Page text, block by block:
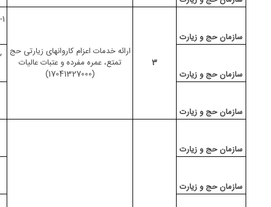
سازمان حج و زیارت
3
ارائه خدمات اعزام کاروانهای زیارتیحج
تمتع، عمره مفردهو عتبات عالیات
(17041327000)
1-صدور مجوز صدور بلیت زائران حج تمتع، عمره
سازمان حج و زیارت
2-ارائه
سازمان حج و زیارت
سازمان حج و زیارت
سازمان حج و زیارت